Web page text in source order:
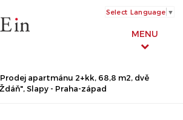
MENU
Select Language ▼
Prodej apartmánu 2+kk, 68,8 m2, dvě
Slapy - Praha-západ